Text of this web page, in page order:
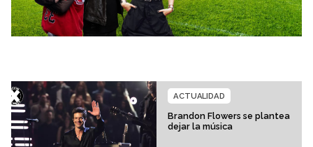
Brandon Flowers se plantea
dejar la música
ACTUALIDAD